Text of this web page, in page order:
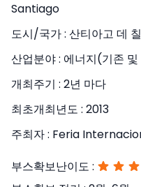
Santiago
도시/국가 : 산티아고 데
산업분야 : 에너지(기존
개최주기 : 2년 마다
최초개최년도 : 2013
주최자 : Feria
부스확보난이도 :